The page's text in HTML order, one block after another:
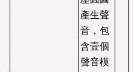
產生聲
音，包
含壹個
聲音模